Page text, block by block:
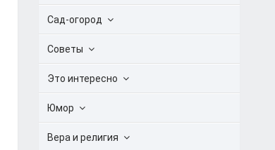
Сад-огород
Советы
Это интересно
Юмор
Вера и религия